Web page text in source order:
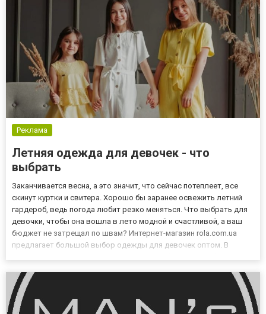
Реклама
Летняя одежда для девочек - что
выбрать
Заканчивается весна, а это значит, что сейчас потеплеет, все
скинут куртки и свитера. Хорошо бы заранее освежить летний
гардероб, ведь погода любит резко меняться. Что выбрать для
девочки, чтобы она вошла в лето модной и счастливой, а ваш
бюджет не затрещал по швам? Интернет-магазин rola.com.ua
предлагает большой выбор одежды для девочек оптом. В